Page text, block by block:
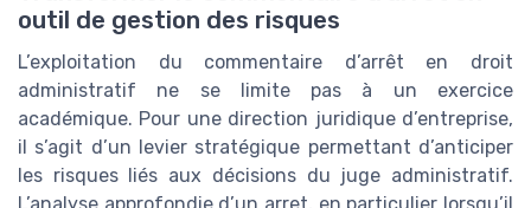
outil de gestion des risques
L’exploitation du commentaire d’arrêt en droit
administratif ne se limite pas à un exercice
académique. Pour une direction juridique d’entreprise,
il s’agit d’un levier stratégique permettant d’anticiper
les risques liés aux décisions du juge administratif.